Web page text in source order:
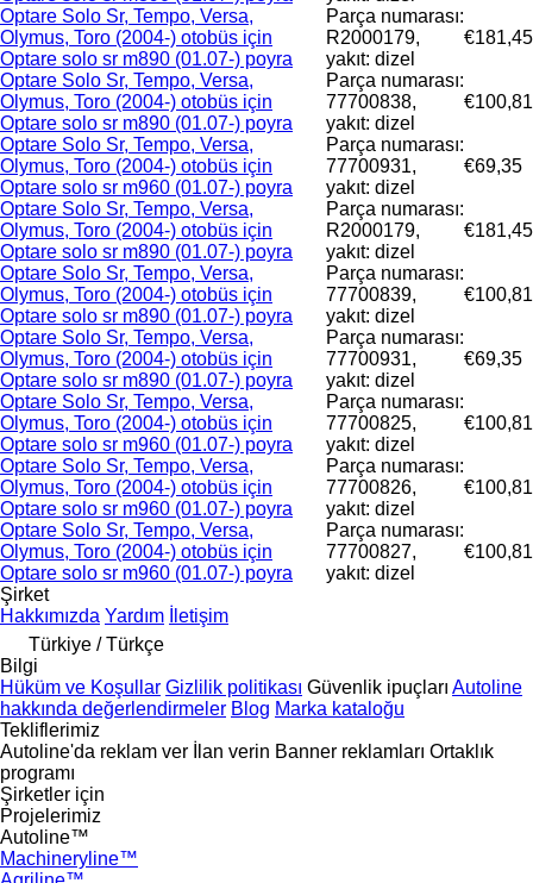
Optare Solo Sr, Tempo, Versa,
Olymus, Toro (2004-) otobüs için
Optare solo sr m890 (01.07-) poyra
Parça numarası:
R2000179,
yakıt: dizel
€181,45
Optare Solo Sr, Tempo, Versa,
Olymus, Toro (2004-) otobüs için
Optare solo sr m890 (01.07-) poyra
Parça numarası:
77700838,
yakıt: dizel
€100,81
Optare Solo Sr, Tempo, Versa,
Olymus, Toro (2004-) otobüs için
Optare solo sr m960 (01.07-) poyra
Parça numarası:
77700931,
yakıt: dizel
€69,35
Optare Solo Sr, Tempo, Versa,
Olymus, Toro (2004-) otobüs için
Optare solo sr m890 (01.07-) poyra
Parça numarası:
R2000179,
yakıt: dizel
€181,45
Optare Solo Sr, Tempo, Versa,
Olymus, Toro (2004-) otobüs için
Optare solo sr m890 (01.07-) poyra
Parça numarası:
77700839,
yakıt: dizel
€100,81
Optare Solo Sr, Tempo, Versa,
Olymus, Toro (2004-) otobüs için
Optare solo sr m890 (01.07-) poyra
Parça numarası:
77700931,
yakıt: dizel
€69,35
Optare Solo Sr, Tempo, Versa,
Olymus, Toro (2004-) otobüs için
Optare solo sr m960 (01.07-) poyra
Parça numarası:
77700825,
yakıt: dizel
€100,81
Optare Solo Sr, Tempo, Versa,
Olymus, Toro (2004-) otobüs için
Optare solo sr m960 (01.07-) poyra
Parça numarası:
77700826,
yakıt: dizel
€100,81
Optare Solo Sr, Tempo, Versa,
Olymus, Toro (2004-) otobüs için
Optare solo sr m960 (01.07-) poyra
Parça numarası:
77700827,
yakıt: dizel
€100,81
Şirket
Hakkımızda Yardım
İletişim
Türkiye / Türkçe
Bilgi
Hüküm ve Koşullar Gizlilik politikası Güvenlik ipuçları Autoline
hakkında değerlendirmeler Blog Marka kataloğu
Tekliflerimiz
Autoline'da reklam ver
İlan verin Banner reklamları Ortaklık
programı
Şirketler için
Projelerimiz
Autoline™
Machineryline™